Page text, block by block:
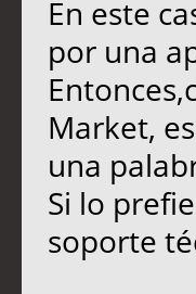
En este
por una
Market,
una
Si lo
soporte